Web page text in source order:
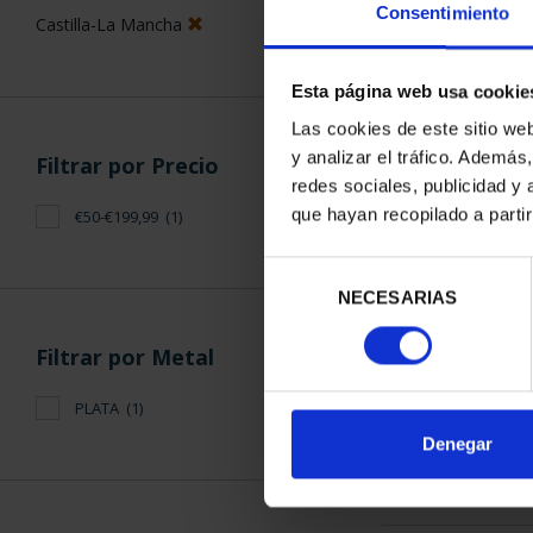
Consentimiento
Esta página web usa
Las cookies de este sitio
y analizar el tráfico.
redes sociales, publicidad y
que hayan recopilado a
consentimiento
NECESARIAS
Denegar
Web
CC.AA.
Ciudades Patrimonio Mundial
ORDENAR POR:
1 Productos